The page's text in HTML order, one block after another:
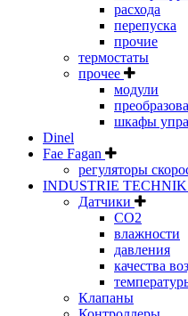
расхода
перепуска
прочие
термостаты
прочее
модули
шкафы
Dinel
Fae Fagan
регуляторы
INDUSTRIE TECHNIK
Датчики
CO2
влажности
давления
качества
Клапаны